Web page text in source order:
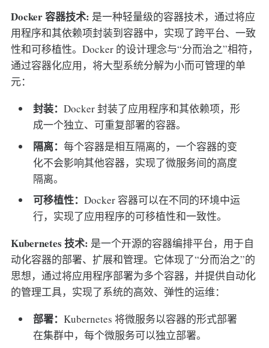
Docker 容器技术: 是一种轻量级的容器技术，通过将应
用程序和其依赖项封装到容器中，实现了跨平台、一致
性和可移植性。Docker 的设计理念与“分而治之”相符，
通过容器化应用，将大型系统分解为小而可管理的单
元：
封装：Docker 封装了应用程序和其依赖项，形
成一个独立、可重复部署的容器。
隔离：每个容器是相互隔离的，一个容器的变
化不会影响其他容器，实现了微服务间的高度
隔离。
可移植性：Docker 容器可以在不同的环境中运
行，实现了应用程序的可移植性和一致性。
Kubernetes 技术: 是一个开源的容器编排平台，用于自
动化容器的部署、扩展和管理。它体现了“分而治之”的
思想，通过将应用程序部署为多个容器，并提供自动化
的管理工具，实现了系统的高效、弹性的运维：
部署：Kubernetes 将微服务以容器的形式部署
在集群中，每个微服务可以独立部署。